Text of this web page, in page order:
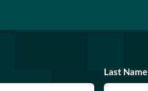
Last Name